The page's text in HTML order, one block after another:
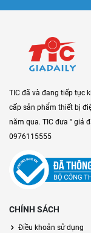
TIC đã và đang tiếp tục
cấp sản phẩm thiết bị
năm qua. TIC đưa " giá
0976115555
CHÍNH SÁCH
Điều khoản sử dụng